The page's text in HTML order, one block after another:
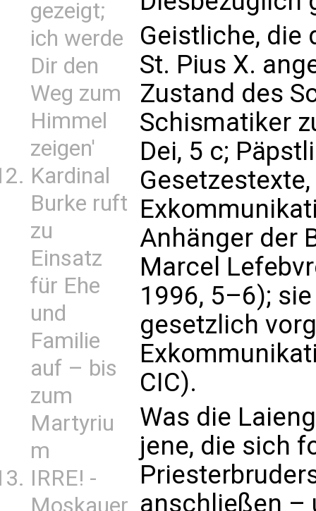
gezeigt;
ich werde
Dir den
Weg zum
Himmel
zeigen'
Kardinal
Burke ruft
zu
Einsatz
für Ehe
und
Familie
auf – bis
zum
Martyriu
m
IRRE! -
Moskauer
Geistliche, die
St. Pius X.
Zustand des
Schismatiker
Dei, 5 c;
Anhänger der
Marcel
1996, 5–6);
gesetzlich
CIC).
Was die
jene, die sich
anschließen –